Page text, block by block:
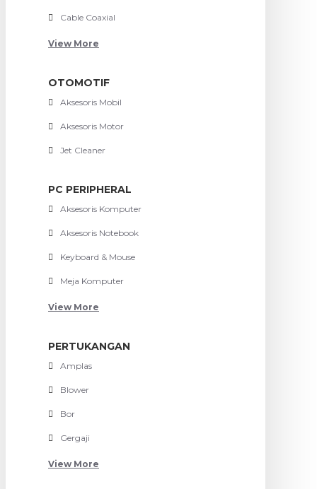
Cable Coaxial
View More
OTOMOTIF
Aksesoris Mobil
Aksesoris Motor
Jet Cleaner
PC PERIPHERAL
Aksesoris Komputer
Aksesoris Notebook
Keyboard & Mouse
Meja Komputer
View More
PERTUKANGAN
Amplas
Blower
Bor
Gergaji
View More